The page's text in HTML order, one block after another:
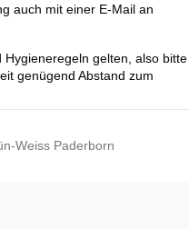
auch mit einer E-Mail an
gelten, also bitte
genügend Abstand zum
Weiss Paderborn